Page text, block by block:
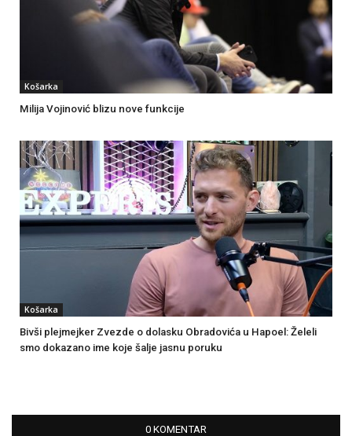
Košarka
Milija Vojinović blizu nove funkcije
Košarka
Bivši plejmejker Zvezde o dolasku Obradovića u Hapoel: Želeli
smo dokazano ime koje šalje jasnu poruku
0 KOMENTAR